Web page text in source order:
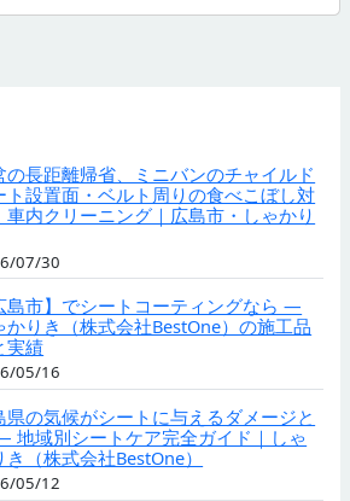
の長距離帰省、ミニバンのチャイルド
ト設置面・ベルト周りの食べこぼし対
車内クリーニング｜広島市・しゃかり
07/30
島市】でシートコーティングなら —
かりき（株式会社BestOne）の施工品
実績
05/16
県の気候がシートに与えるダメージと
地域別シートケア完全ガイド｜しゃ
き（株式会社BestOne）
05/12